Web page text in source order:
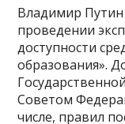
Владимир Путин
проведении
доступности
образования».
Советом
числе, правил